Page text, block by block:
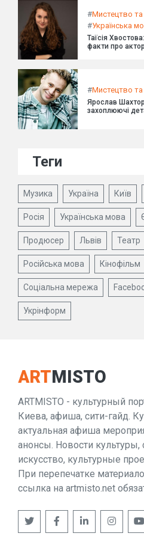
#Мистецтво та
#Українська
Таїсія
факти про
#Мистецтво та
Ярослав
захоплюючі
Теги
Музика Україна Київ
Росія Українська мова
Продюсер Львів Театр
Російська мова Кінофільм
Соціальна мережа
Укрінформ
ARTMISTO
ARTMISTO - культурный
Киева, афиша, сити-гайд.
актуальная афиша
анонсы. Новости
искусство, культурные
При перепечатке
ссылка на artmisto.net